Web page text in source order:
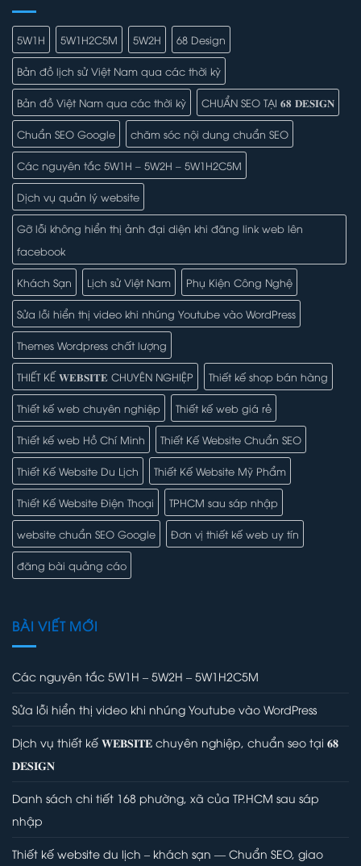
5W1H 5W1H2C5M 5W2H 68 Design
Bản đồ lịch sử Việt Nam qua các thời kỳ
Bản đồ Việt Nam qua các thời kỳ CHUẨN SEO TẠI 𝟔𝟖 𝐃𝐄𝐒𝐈𝐆𝐍
Chuẩn SEO Google chăm sóc nội dung chuẩn SEO
Các nguyên tắc 5W1H – 5W2H – 5W1H2C5M
Dịch vụ quản lý website
Gỡ lỗi không hiển thị ảnh đại diện khi đăng link web lên
facebook
Khách Sạn Lịch sử Việt Nam Phụ Kiện Công Nghệ
Sửa lỗi hiển thị video khi nhúng Youtube vào WordPress
Themes Wordpress chất lượng
THIẾT KẾ 𝐖𝐄𝐁𝐒𝐈𝐓𝐄 CHUYÊN NGHIỆP Thiết kế shop bán hàng
Thiết kế web chuyên nghiệp Thiết kế web giá rẻ
Thiết kế web Hồ Chí Minh Thiết Kế Website Chuẩn SEO
Thiết Kế Website Du Lịch Thiết Kế Website Mỹ Phẩm
Thiết Kế Website Điện Thoại TPHCM sau sáp nhập
website chuẩn SEO Google Đơn vị thiết kế web uy tín
đăng bài quảng cáo
BÀI VIẾT MỚI
Các nguyên tắc 5W1H – 5W2H – 5W1H2C5M
Sửa lỗi hiển thị video khi nhúng Youtube vào WordPress
Dịch vụ thiết kế 𝐖𝐄𝐁𝐒𝐈𝐓𝐄 chuyên nghiệp, chuẩn seo tại 𝟔𝟖
𝐃𝐄𝐒𝐈𝐆𝐍
Danh sách chi tiết 168 phường, xã của TP.HCM sau sáp
nhập
Thiết kế website du lịch – khách sạn — Chuẩn SEO, giao